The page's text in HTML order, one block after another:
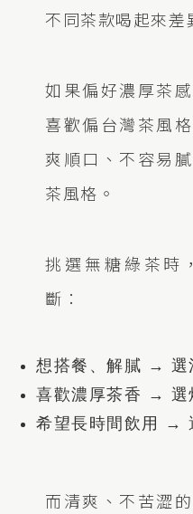
不同茶款喝起來差
如果偏好濃厚茶
喜歡偏台灣茶風
爽順口、不容易
茶風格。
挑選無糖綠茶時
斷：
想搭餐、解膩 → 選
喜歡濃厚茶香 → 選
希望長時間飲用
→
而清爽、不苦澀